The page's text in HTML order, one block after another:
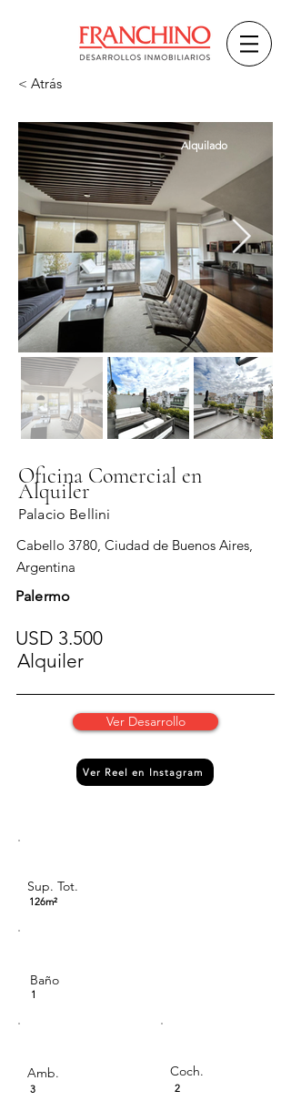
< Atrás
Alquilado
Oficina Comercial en
Alquiler
Palacio Bellini
Cabello 3780, Ciudad de Buenos Aires,
Argentina
Palermo
USD 3.500
Alquiler
Ver Desarrollo
Ver Reel en Instagram
Sup. Tot.
126m²
Baño
1
Amb.
3
Coch.
2